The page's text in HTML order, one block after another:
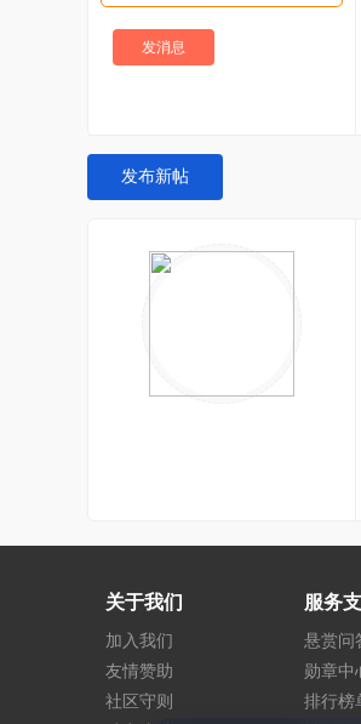
积分成就
威望 : 0 点
最后登录 : 2025-8-31
发消息
发布新帖
关于我们
加入我们
友情赞助
社区守则
服务
悬赏问
勋章中
排行榜